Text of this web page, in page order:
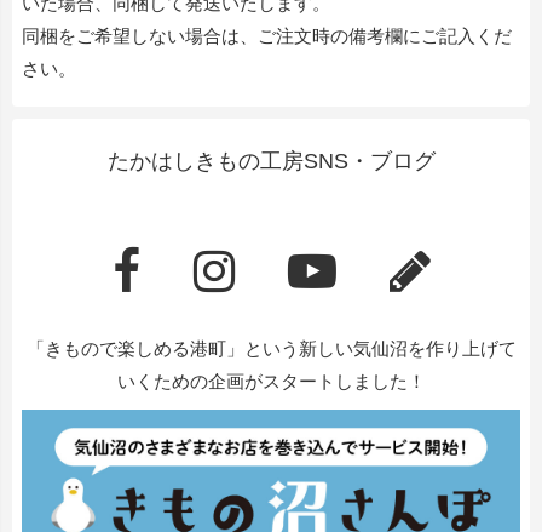
同梱をご希望しない場合は、ご注文時の備考欄にご記入くだ
さい。
たかはしきもの工房SNS・ブログ
「きもので楽しめる港町」という新しい気仙沼を作り上げて
いくための企画がスタートしました！